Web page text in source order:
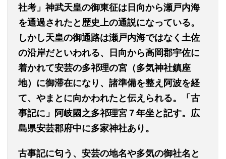
社考」神武天皇の御東征は日向から瀬戸内海
を通過されたと歴史上の通説になっている。
しかし天皇の御通路は瀬戸内海ではなく土佐
の沿岸だといわれる、日向から高岡郡宇佐に
着かれて安芸の多祁理の宮（多気神社鎮座
地）に御滞在になり、諸準備を整え阿波を経
て、やまとに向かわれたと伝えられる。「古
事記に」阿岐國之多祁理宮７年坐と記す。広
島県安芸郡府中に多家神社あり。
古事記に匂う、安芸の地名や多気の御社名と